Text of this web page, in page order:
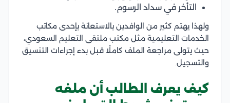
التأخر في سداد الرسوم.
ولهذا يهتم كثير من الوافدين بالاستعانة بإحدى مكاتب
الخدمات التعليمية مثل مكتب ملتقى التعليم السعودي،
حيث يتولى مراجعة الملف كاملًا قبل بدء إجراءات التنسيق
والتسجيل.
كيف يعرف الطالب أن ملفه